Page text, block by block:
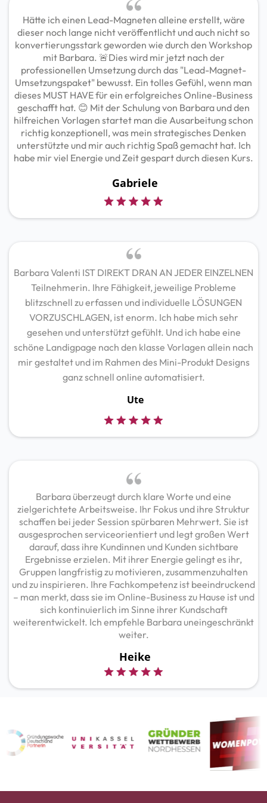
Hätte ich einen Lead-Magneten alleine erstellt, wäre
dieser noch lange nicht veröffentlicht und auch nicht so
konvertierungsstark geworden wie durch den Workshop
mit Barbara. 🚨Dies wird mir jetzt nach der
professionellen Umsetzung durch das "Lead-Magnet-
Umsetzungspaket" bewusst. Ein tolles Gefühl, wenn man
dieses MUST HAVE für ein erfolgreiches Online-Business
geschafft hat. 😊 Mit der Schulung von Barbara und den
hilfreichen Vorlagen startet man die Ausarbeitung schon
richtig konzeptionell, was mein strategisches Denken
unterstützte und mir auch richtig Spaß gemacht hat. Ich
habe mir viel Energie und Zeit gespart durch diesen Kurs.
Gabriele
Barbara Valenti IST DIREKT DRAN AN JEDER EINZELNEN
Teilnehmerin. Ihre Fähigkeit, jeweilige Probleme
blitzschnell zu erfassen und individuelle LÖSUNGEN
VORZUSCHLAGEN, ist enorm. Ich habe mich sehr
gesehen und unterstützt gefühlt. Und ich habe eine
schöne Landigpage nach den klasse Vorlagen allein nach
mir gestaltet und im Rahmen des Mini-Produkt Designs
ganz schnell online automatisiert.
Ute
Barbara überzeugt durch klare Worte und eine
zielgerichtete Arbeitsweise. Ihr Fokus und ihre Struktur
schaffen bei jeder Session spürbaren Mehrwert. Sie ist
ausgesprochen serviceorientiert und legt großen Wert
darauf, dass ihre Kundinnen und Kunden sichtbare
Ergebnisse erzielen. Mit ihrer Energie gelingt es ihr,
Gruppen langfristig zu motivieren, zusammenzuhalten
und zu inspirieren. Ihre Fachkompetenz ist beeindruckend
– man merkt, dass sie im Online-Business zu Hause ist und
sich kontinuierlich im Sinne ihrer Kundschaft
weiterentwickelt. Ich empfehle Barbara uneingeschränkt
weiter.
Heike